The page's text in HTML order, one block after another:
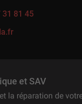
31 81 45
et SAV
la réparation de